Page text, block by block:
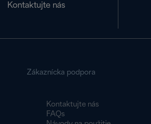
Kontaktujte nás
Zákaznícka podpora
Kontaktujte nás
FAQs